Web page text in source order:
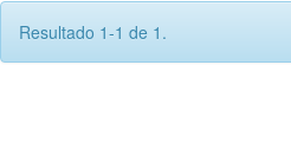
Resultado 1-1 de 1.